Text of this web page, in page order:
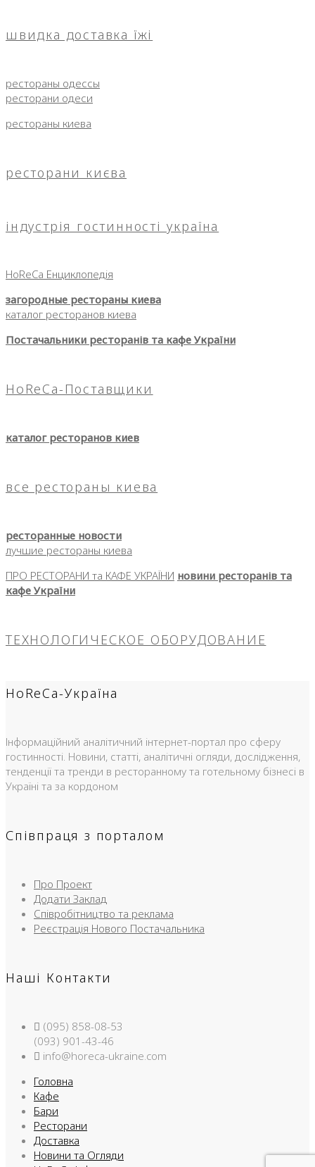
швидка доставка їжі
рестораны одессы
ресторани одеси
рестораны киева
ресторани києва
індустрія гостинності україна
HoReCa Енциклопедія
загородные рестораны киева
каталог ресторанов киева
Постачальники ресторанів та кафе України
HoReCa-Поставщики
каталог ресторанов киев
все рестораны киева
ресторанные новости
лучшие рестораны киева
ПРО РЕСТОРАНИ та КАФЕ УКРАЇНИ новини ресторанів та
кафе України
ТЕХНОЛОГИЧЕСКОЕ ОБОРУДОВАНИЕ
HoReCa-Україна
Інформаційний аналітичний інтернет-портал про сферу
гостинності. Новини, статті, аналітичні огляди, дослідження,
тенденції та тренди в ресторанному та готельному бізнесі в
Україні та за кордоном
Співпраця з порталом
Про Проект
Додати Заклад
Співробітництво та реклама
Реєстрація Нового Постачальника
Наші Контакти
(095) 858-08-53
(093) 901-43-46
info@horeca-ukraine.com
Головна
Кафе
Бари
Ресторани
Доставка
Новини та Огляди